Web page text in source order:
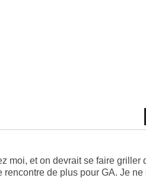
moi, et on devrait se faire griller
de plus pour GA. Je ne